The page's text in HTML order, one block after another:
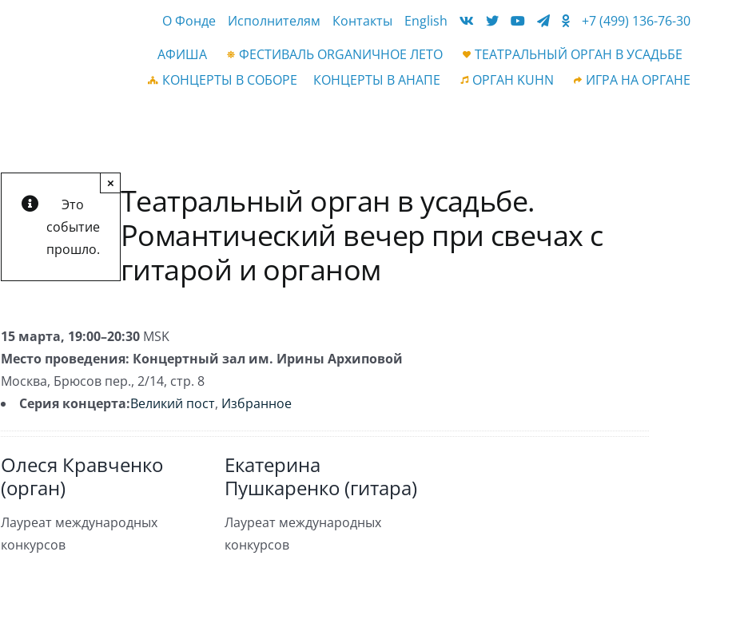
О Фонде Исполнителям Контакты English
+7 (499) 136-76-30
АФИША
ФЕСТИВАЛЬ ORGANИЧНОЕ ЛЕТО
ТЕАТРАЛЬНЫЙ ОРГАН В УСАДЬБЕ
КОНЦЕРТЫ В СОБОРЕ
КОНЦЕРТЫ В АНАПЕ ОРГАН KUHN ИГРА НА ОРГАНЕ
Это
событие
прошло.
× Театральный орган в усадьбе.
Романтический вечер при свечах с
гитарой и органом
15 марта, 19:00–20:30 MSK
Место проведения: Концертный зал им. Ирины Архиповой
Москва, Брюсов пер., 2/14, стр. 8
Серия концерта:Великий пост, Избранное
Олеся Кравченко
(орган)
Лауреат международных
конкурсов
Екатерина
Пушкаренко (гитара)
Лауреат международных
конкурсов